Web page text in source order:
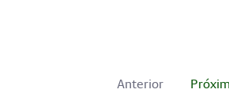
Anterior